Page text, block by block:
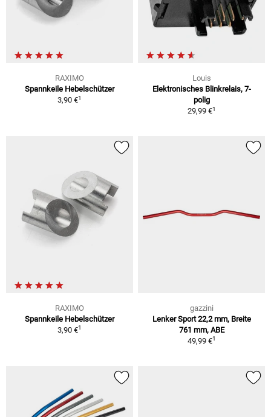
RAXIMO
Spannkeile Hebelschützer
3,90 €1
Louis
Elektronisches Blinkrelais, 7-
polig
29,99 €1
RAXIMO
Spannkeile Hebelschützer
3,90 €1
gazzini
Lenker Sport 22,2 mm, Breite
761 mm, ABE
49,99 €1